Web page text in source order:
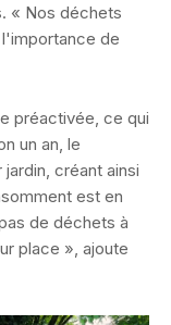
« Nos déchets
de
préactivée, ce qui
un an, le
créant ainsi
est en
de déchets à
place », ajoute